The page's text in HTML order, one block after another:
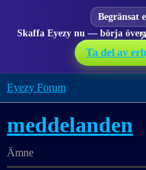
Begränsat
Skaffa Eyezy nu — börja
Ta del av
Eyezy Forum
meddelanden
Ämne